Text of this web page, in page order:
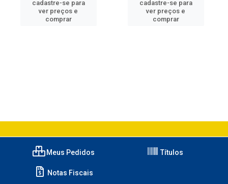
cadastre-se para
ver preços e
comprar
cadastre-se para
ver preços e
comprar
Meus Pedidos Títulos
Notas Fiscais